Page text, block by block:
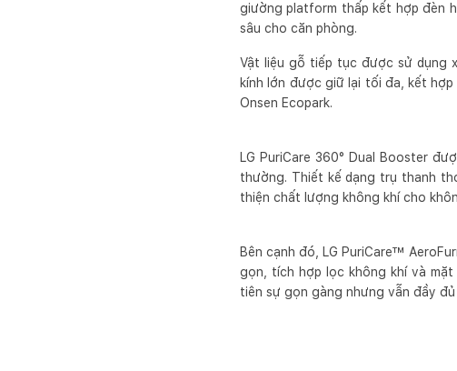
giường platform thấp kết hợp đèn
sâu cho căn phòng.
Vật liệu gỗ tiếp tục được sử dụng
kính lớn được giữ lại tối đa, kết
Onsen Ecopark.
LG PuriCare 360° Dual Booster
thường. Thiết kế dạng trụ thanh
thiện chất lượng không khí cho
Bên cạnh đó, LG PuriCare™
gọn, tích hợp lọc không khí và
tiên sự gọn gàng nhưng vẫn đầy đủ